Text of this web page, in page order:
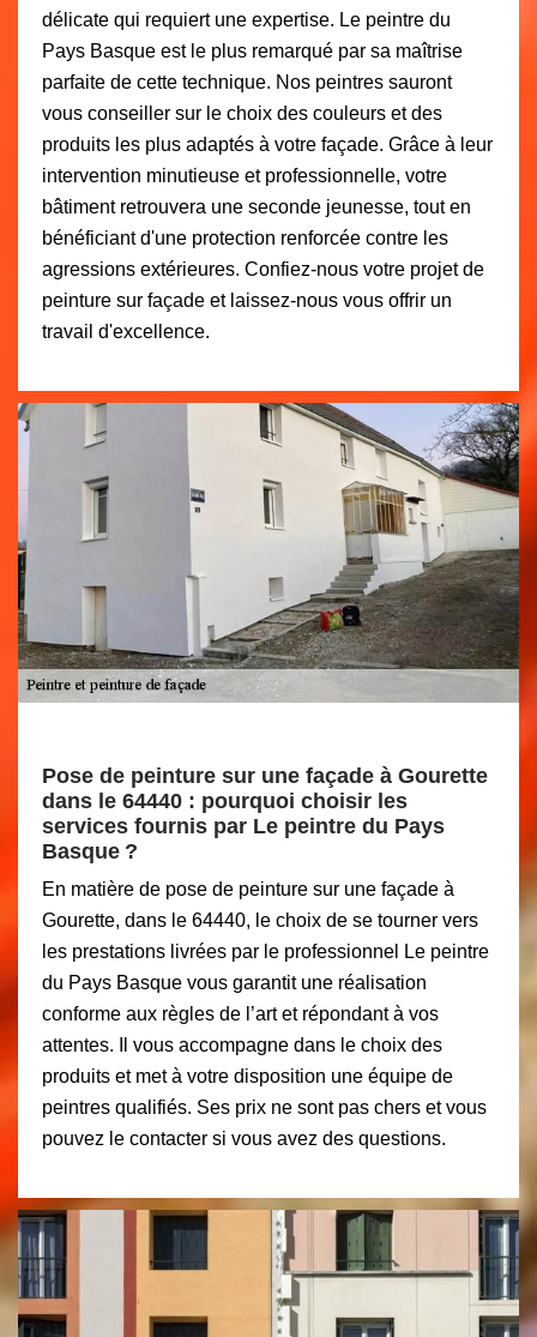
délicate qui requiert une expertise. Le peintre du
Pays Basque est le plus remarqué par sa maîtrise
parfaite de cette technique. Nos peintres sauront
vous conseiller sur le choix des couleurs et des
produits les plus adaptés à votre façade. Grâce à leur
intervention minutieuse et professionnelle, votre
bâtiment retrouvera une seconde jeunesse, tout en
bénéficiant d'une protection renforcée contre les
agressions extérieures. Confiez-nous votre projet de
peinture sur façade et laissez-nous vous offrir un
travail d'excellence.
Pose de peinture sur une façade à Gourette
dans le 64440 : pourquoi choisir les
services fournis par Le peintre du Pays
Basque ?
En matière de pose de peinture sur une façade à
Gourette, dans le 64440, le choix de se tourner vers
les prestations livrées par le professionnel Le peintre
du Pays Basque vous garantit une réalisation
conforme aux règles de l’art et répondant à vos
attentes. Il vous accompagne dans le choix des
produits et met à votre disposition une équipe de
peintres qualifiés. Ses prix ne sont pas chers et vous
pouvez le contacter si vous avez des questions.